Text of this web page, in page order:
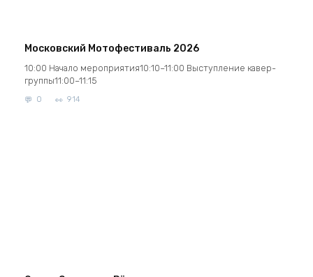
Московский Мотофестиваль 2026
10:00 Начало мероприятия10:10–11:00 Выступление кавер-
группы11:00–11:15
0 914